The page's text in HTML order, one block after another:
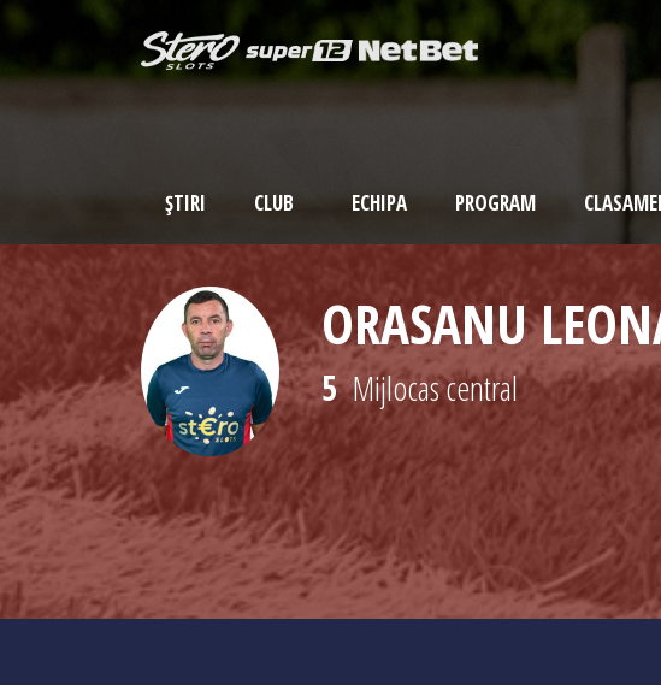
ȘTIRI CLUB ECHIPA PROGRAM
ORASANU
5 Mijlocas central